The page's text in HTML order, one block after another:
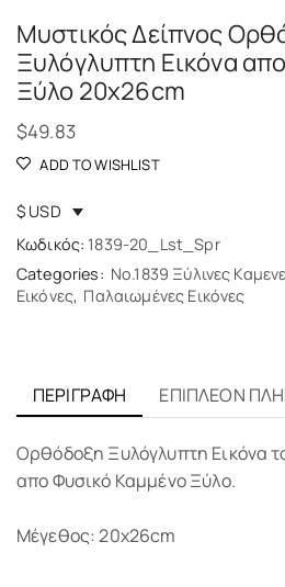
Μυστικός Δείπνος
Ξυλόγλυπτη Εικόνα
Ξύλο 20x26cm
$49.83
ADD TO WISHLIST
$ USD
Κωδικός: 1839-20_Lst_Spr
Categories: No.1839 Ξύλινες
Εικόνες, Παλαιωμένες Εικόνες
ΠΕΡΙΓΡΑΦΉ ΕΠΙΠΛΈΟΝ
Ορθόδοξη Ξυλόγλυπτη Εικόνα
απο Φυσικό Καμμένο Ξύλο.
Μέγεθος: 20x26cm